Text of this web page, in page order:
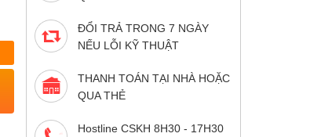
ĐỔI TRẢ TRONG 7 NGÀY
NẾU LỖI KỸ THUẬT
THANH TOÁN TẠI NHÀ HOẶC
QUA THẺ
Hostline CSKH 8H30 - 17H30